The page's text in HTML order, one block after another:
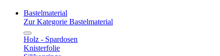
Bastelmaterial
Zur Kategorie Bastelmaterial
Holz - Spardosen
Knisterfolie